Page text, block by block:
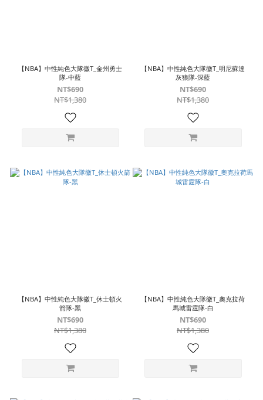
【NBA】中性純色大隊徽T_金州勇士
隊-中藍
NT$690
NT$1,380
【NBA】中性純色大隊徽T_明尼蘇達
灰狼隊-深藍
NT$690
NT$1,380
【NBA】中性純色大隊徽T_休士頓火
箭隊-黑
NT$690
NT$1,380
【NBA】中性純色大隊徽T_奧克拉荷
馬城雷霆隊-白
NT$690
NT$1,380